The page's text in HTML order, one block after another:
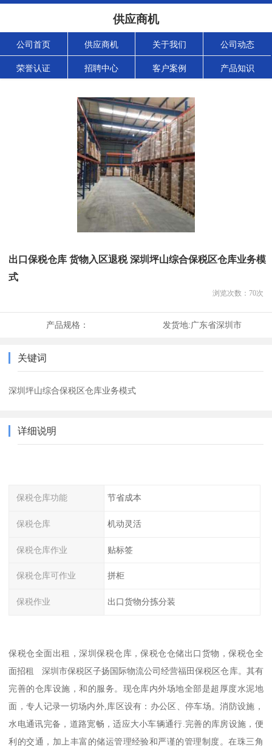
供应商机
公司首页 供应商机 关于我们 公司动态
荣誉认证 招聘中心 客户案例 产品知识
出口保税仓库 货物入区退税 深圳坪山综合保税区仓库业务模
式
浏览次数： 70次
产品规格： 发货地:广东省深圳市
关键词
深圳坪山综合保税区仓库业务模式
详细说明
保税仓库功能 节省成本
保税仓库 机动灵活
保税仓库作业 贴标签
保税仓库可作业 拼柜
保税作业 出口货物分拣分装
保税仓全面出租，深圳保税仓库，保税仓仓储出口货物，保税仓全
面招租 深圳市保税区子扬国际物流公司经营福田保税区仓库。其有
完善的仓库设施，和的服务。现仓库内外场地全部是超厚度水泥地
面，专人记录一切场内外,库区设有：办公区、停车场。消防设施，
水电通讯完备，道路宽畅，适应大小车辆通行.完善的库房设施，便
利的交通，加上丰富的储运管理经验和严谨的管理制度。在珠三角